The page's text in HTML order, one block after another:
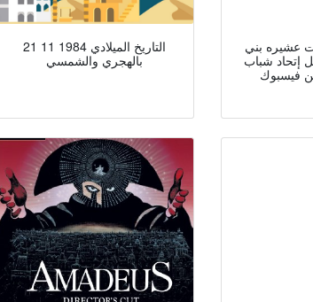
التاريخ الميلادي 1984 11 21
بالهجري والشمسي
عشيره بني
إتحاد شباب
فيسبوك